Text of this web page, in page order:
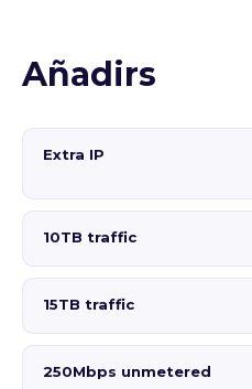
Añadirs
Extra IP
10TB traffic
15TB traffic
250Mbps unmetered